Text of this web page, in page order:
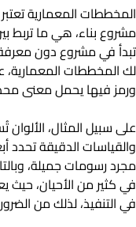
المخططات المعمارية
مشروع بناء، هي ما تربط
تبدأ في مشروع دون
لك المخططات
ورمز فيها يحمل معنى
على سبيل المثال، الألوان
والقياسات الدقيقة تحدد
مجرد رسومات جميلة،
في كثير من الأحيان،
في التنفيذ، لذلك من